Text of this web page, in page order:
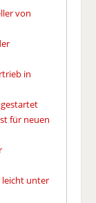
von
in
für neuen
leicht unter